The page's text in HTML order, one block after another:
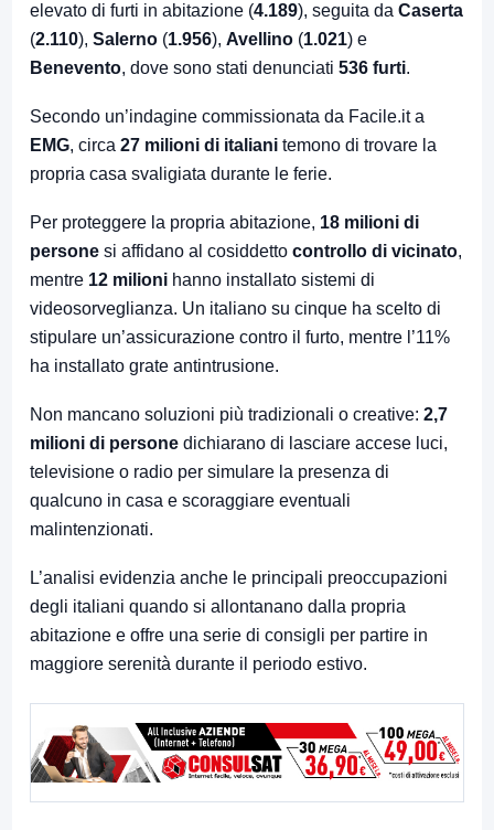
elevato di furti in abitazione (4.189), seguita da Caserta
(2.110), Salerno (1.956), Avellino (1.021) e
Benevento, dove sono stati denunciati 536 furti.
Secondo un’indagine commissionata da Facile.it a
EMG, circa 27 milioni di italiani temono di trovare la
propria casa svaligiata durante le ferie.
Per proteggere la propria abitazione, 18 milioni di
persone si affidano al cosiddetto controllo di vicinato,
mentre 12 milioni hanno installato sistemi di
videosorveglianza. Un italiano su cinque ha scelto di
stipulare un’assicurazione contro il furto, mentre l’11%
ha installato grate antintrusione.
Non mancano soluzioni più tradizionali o creative: 2,7
milioni di persone dichiarano di lasciare accese luci,
televisione o radio per simulare la presenza di
qualcuno in casa e scoraggiare eventuali
malintenzionati.
L’analisi evidenzia anche le principali preoccupazioni
degli italiani quando si allontanano dalla propria
abitazione e offre una serie di consigli per partire in
maggiore serenità durante il periodo estivo.